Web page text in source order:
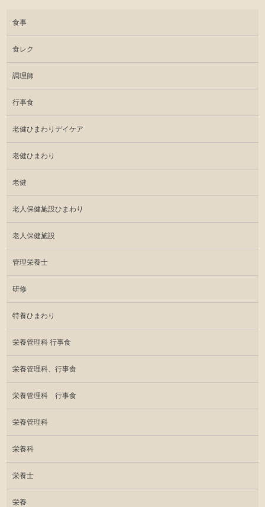
食事
食レク
調理師
行事食
老健ひまわりデイケア
老健ひまわり
老健
老人保健施設ひまわり
老人保健施設
管理栄養士
研修
特養ひまわり
栄養管理科 行事食
栄養管理科、行事食
栄養管理科 行事食
栄養管理科
栄養科
栄養士
栄養